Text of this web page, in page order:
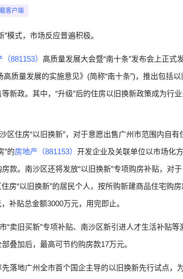
载客户端
模式，市场反应普遍积极。
881153） 高质量发展大会暨“南十条”发布会上正式
高质量发展的实施意见》(简称“南十条”)，推出包括以
新政。其中，“升级”后的住房以旧换新政策成为行
区住房“以旧换新”，对于意愿出售广州市范围内自有
”的房地产（881153） 开发企业及关联单位以市场化
房款。南沙区还将发放“以旧换新”专项购房补贴，对于
房“以旧换新”的居民个人，按所购新建商品住宅购房
补贴总金额3000万元，用完即止。
“卖旧买新”专项补贴、南沙区新引进人才生活补贴等
叠加后，最高可节约购房款17万元。
落地广州全市首个国企主导的以旧换新先行试点，